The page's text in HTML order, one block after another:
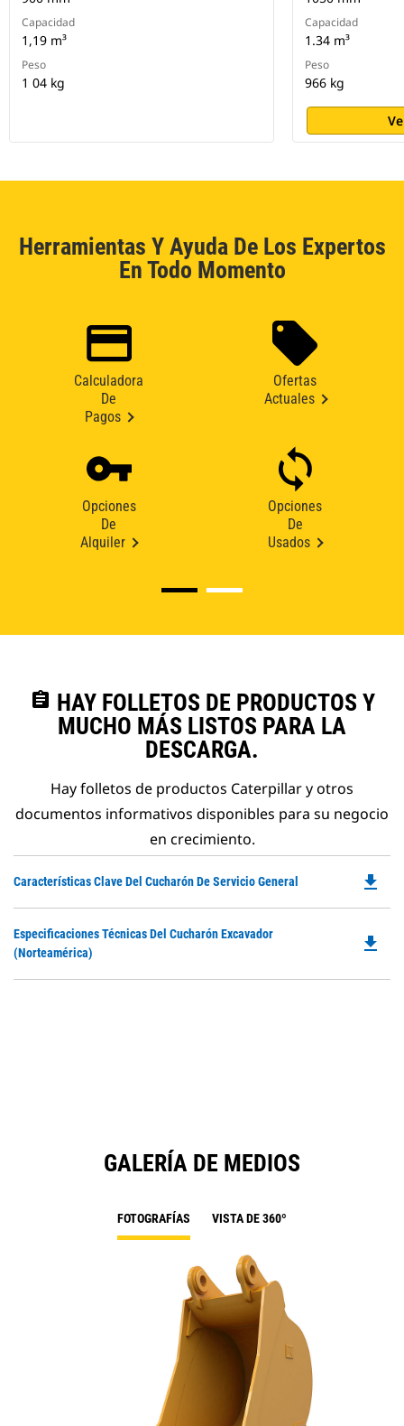
Capacidad
1,19 m³
Peso
1 04 kg
Capacidad
1.34 m³
Peso
966 kg
Herramientas Y Ayuda De Los Expertos
En Todo Momento
Calculadora
De
Pagos
Ofertas
Actuales
Opciones
De
Alquiler
Opciones
De
Usados
assignment HAY FOLLETOS DE PRODUCTOS Y
MUCHO MÁS LISTOS PARA LA
DESCARGA.
Hay folletos de productos Caterpillar y otros
documentos informativos disponibles para su negocio
en crecimiento.
Características Clave Del Cucharón De Servicio General file_download
Especificaciones Técnicas Del Cucharón Excavador
(Norteamérica)
file_download
GALERÍA DE MEDIOS
FOTOGRAFÍAS VISTA DE 360º